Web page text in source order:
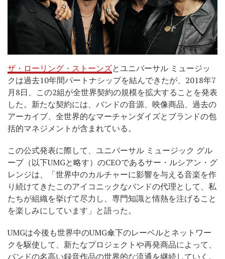
ザ・ローリング・ストーンズとユニバーサル ミュージッ
クは過去10年間パートナシップを結んできたが、2018年7
月8日、この2組が全世界契約の規模を拡大することを発表
した。新たな契約には、バンドの音源、映像商品、過去の
アーカイブ、全世界的なマーチャンダイズとブランドの包
括的マネジメントが含まれている。
この公式発表に際して、ユニバーサル ミュージック グル
ープ（以下UMGと略す）のCEOであるサー・ルシアン・グ
レンジは、「世界中のカルチャーに影響を与える音楽を作
り続けてきたこのアイコニックなバンドの代理として、私
たちが組織を挙げて尽力し、専門知識と情熱を注げること
を楽しみにしています」と語った。
UMGは今後も世界中のUMG傘下のレーベルとネットワー
クを駆使して、新たなプロジェクトや再発商品によって、
バンドの名高い録音作品の世界的な流通を継続していく。